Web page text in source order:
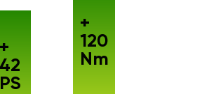
+
42
PS
+
120
Nm